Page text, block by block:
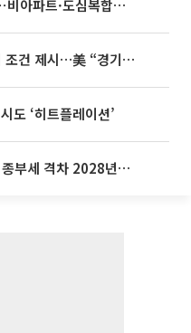
영끌 '주택공급' 대책 임박⋯비아파트·도심복합까지 총동원
이란, 미국에 호르무즈 합의 조건 제시…美 “경기 아직 안 끝나” [종합]
도 ‘히트플레이션’
종부세 개편에도…1·3주택 종부세 격차 2028년부터 확대